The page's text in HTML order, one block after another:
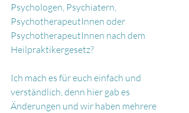
Psychologen, Psychiatern,
PsychotherapeutInnen oder
PsychotherapeutInnen nach dem
Heilpraktikergesetz?
Ich mach es für euch einfach und
verständlich, denn hier gab es
Änderungen und wir haben mehrere